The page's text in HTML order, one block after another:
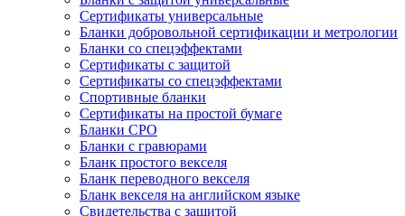
Сертификаты универсальные
Бланки добровольной сертификации и метрологии
Бланки со спецэффектами
Сертификаты с защитой
Сертификаты со спецэффектами
Спортивные бланки
Cертификаты на простой бумаге
Бланки СРО
Бланки с гравюрами
Бланк простого векселя
Бланк переводного векселя
Бланк векселя на английском языке
Свидетельства с защитой